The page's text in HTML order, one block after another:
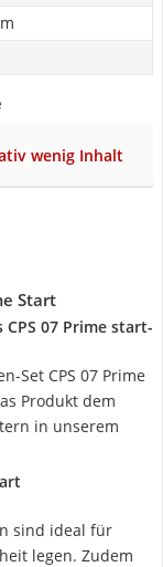
wenig Inhalt
Start
07 Prime start-
Set CPS 07 Prime
Produkt dem
in unserem
sind ideal für
legen. Zudem